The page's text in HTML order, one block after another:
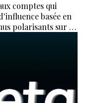
comptes qui
basée en
polarisants sur la